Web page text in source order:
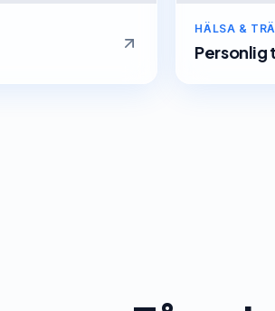
HÄLSA &
Personlig